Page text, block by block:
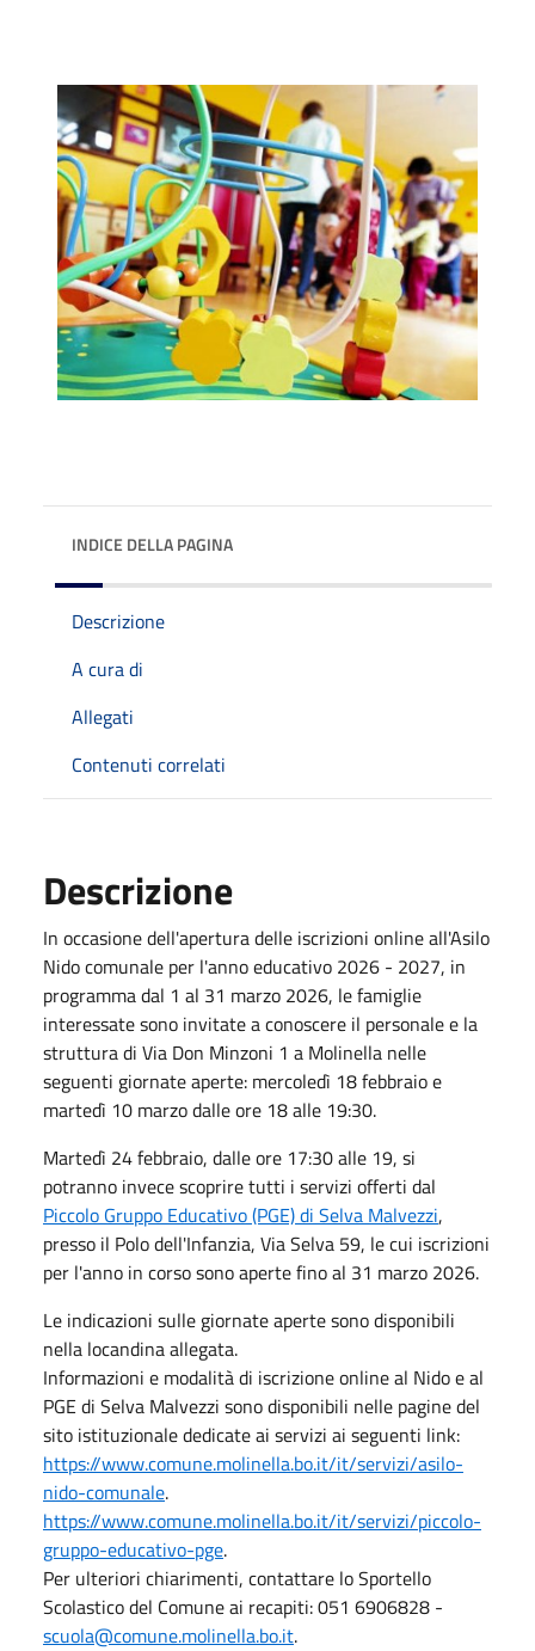
INDICE DELLA PAGINA
Descrizione
A cura di
Allegati
Contenuti correlati
Descrizione
In occasione dell'apertura delle iscrizioni online all'Asilo
Nido comunale per l'anno educativo 2026 - 2027, in
programma dal 1 al 31 marzo 2026, le famiglie
interessate sono invitate a conoscere il personale e la
struttura di Via Don Minzoni 1 a Molinella nelle
seguenti giornate aperte: mercoledì 18 febbraio e
martedì 10 marzo dalle ore 18 alle 19:30.
Martedì 24 febbraio, dalle ore 17:30 alle 19, si
potranno invece scoprire tutti i servizi offerti dal
Piccolo Gruppo Educativo (PGE) di Selva Malvezzi,
presso il Polo dell'Infanzia, Via Selva 59, le cui iscrizioni
per l'anno in corso sono aperte fino al 31 marzo 2026.
Le indicazioni sulle giornate aperte sono disponibili
nella locandina allegata.
Informazioni e modalità di iscrizione online al Nido e al
PGE di Selva Malvezzi sono disponibili nelle pagine del
sito istituzionale dedicate ai servizi ai seguenti link:
https://www.comune.molinella.bo.it/it/servizi/asilo-
nido-comunale.
https://www.comune.molinella.bo.it/it/servizi/piccolo-
gruppo-educativo-pge.
Per ulteriori chiarimenti, contattare lo Sportello
Scolastico del Comune ai recapiti: 051 6906828 -
scuola@comune.molinella.bo.it.